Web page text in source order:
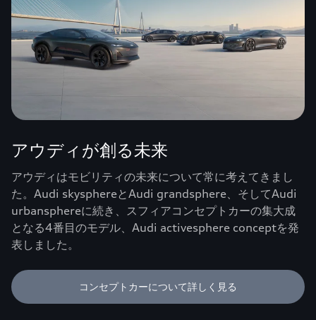
アウディが創る未来
アウディはモビリティの未来について常に考えてきまし
た。Audi skysphereとAudi grandsphere、そしてAudi
urbansphereに続き、スフィアコンセプトカーの集大成
となる4番目のモデル、Audi activesphere conceptを発
表しました。
コンセプトカーについて詳しく見る